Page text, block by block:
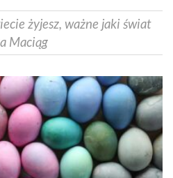
żyjesz, ważne jaki świat
Maciąg